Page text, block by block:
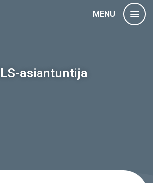
MENU
asiantuntija